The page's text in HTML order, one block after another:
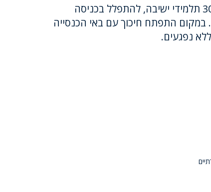
הבוקר, הגיעה קבוצה של כ- 30 תלמידי ישיבה, להתפלל בכניסה
התפתח חיכוך עם באי הכנסייה
נפגעים.